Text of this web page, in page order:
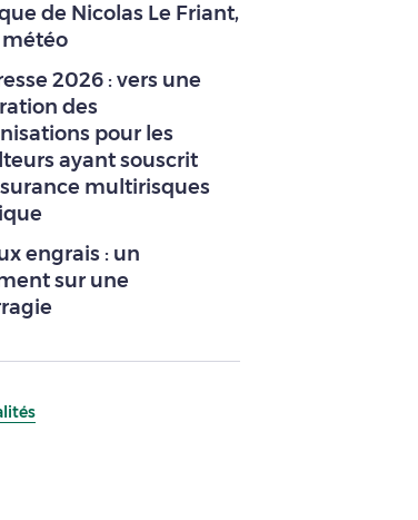
de Nicolas Le Friant,
2026 : vers une
des
pour les
ayant souscrit
multirisques
engrais : un
sur une